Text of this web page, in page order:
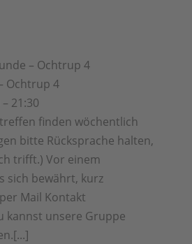
– Ochtrup 4
Ochtrup 4
21:30
finden wöchentlich
bitte Rücksprache halten,
trifft.) Vor einem
sich bewährt, kurz
Mail Kontakt
kannst unsere Gruppe